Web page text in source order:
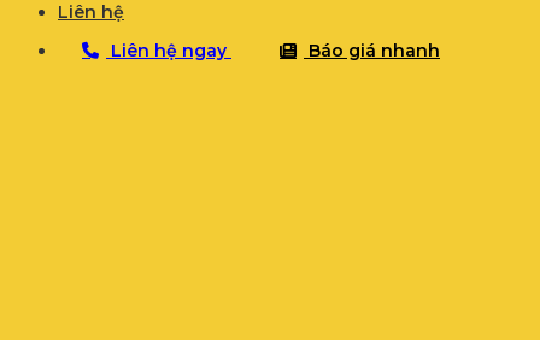
Liên hệ
Liên hệ ngay
Báo giá nhanh